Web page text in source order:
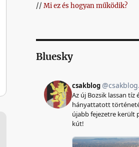
// Mi ez és hogyan működik?
Bluesky